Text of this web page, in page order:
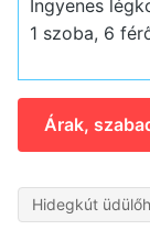
Ingyenes
1 szoba, 6
Árak,
Hidegkút